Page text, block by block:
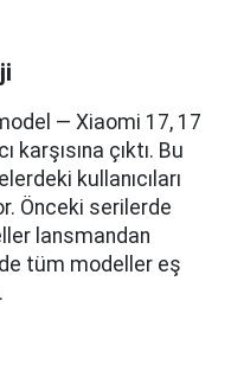
— Xiaomi 17, 17
karşısına çıktı. Bu
kullanıcıları
Önceki serilerde
lansmandan
tüm modeller eş